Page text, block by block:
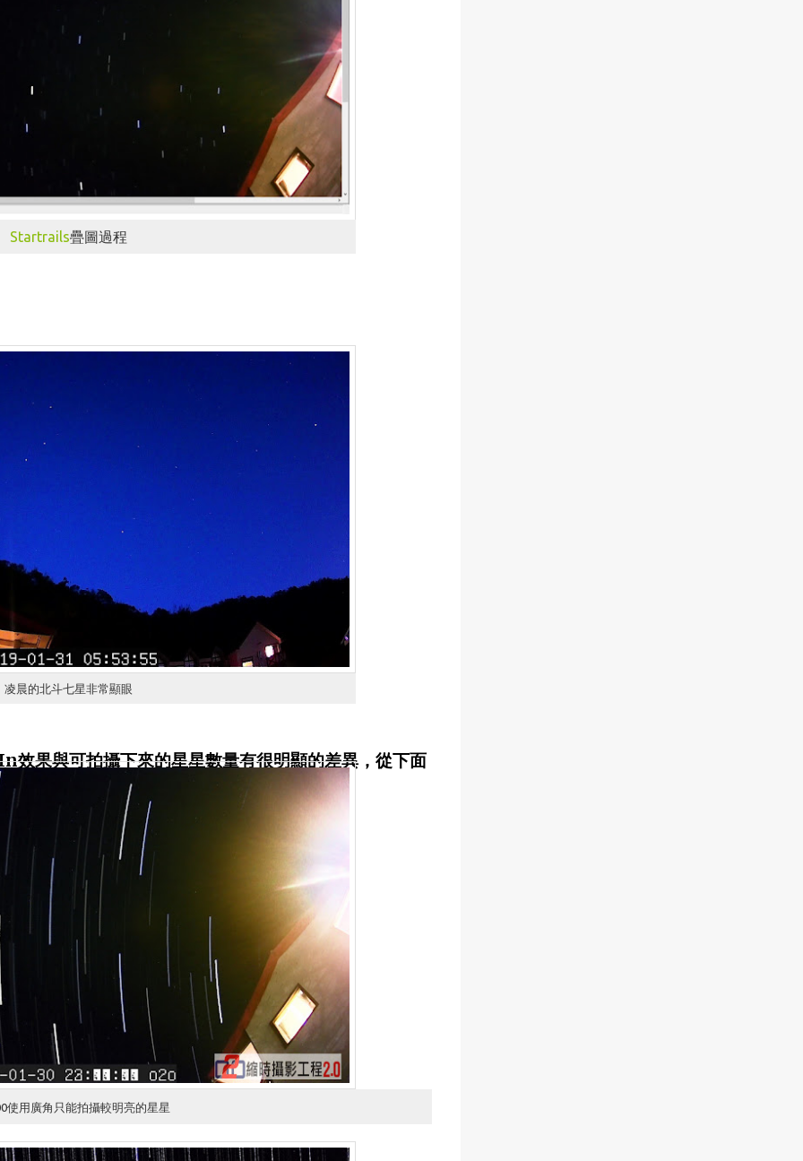
Startrails疊圖過程
凌晨的北斗七星非常顯眼
使用廣角只能拍攝較明亮的星星